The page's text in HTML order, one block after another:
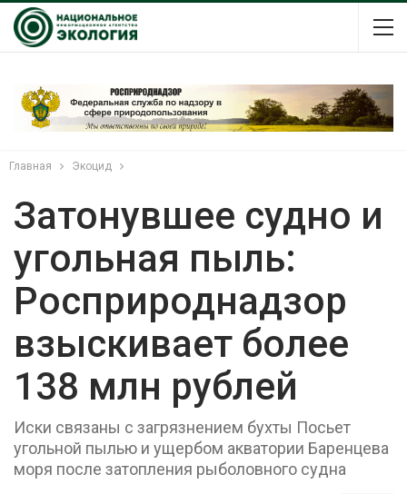
Главная Экоцид
Затонувшее судно и
угольная пыль:
Росприроднадзор
взыскивает более
138 млн рублей
Иски связаны с загрязнением бухты Посьет
угольной пылью и ущербом акватории Баренцева
моря после затопления рыболовного судна